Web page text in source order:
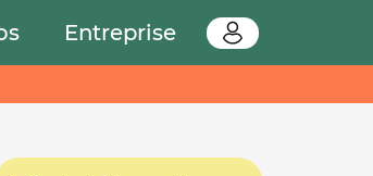
Entreprise